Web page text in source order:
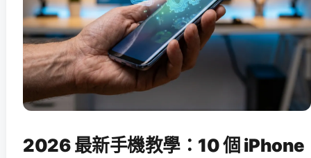
2026 最新手機教學：10 個 iPhone